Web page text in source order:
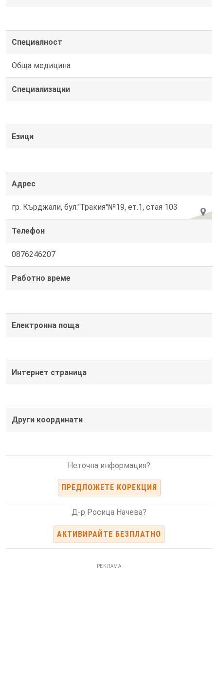
Специалност
Обща медицина
Специализации
Езици
Адрес
гр. Кърджали, бул."Тракия"№19, ет.1, стая 103
Телефон
0876246207
Работно време
Електронна поща
Интернет страница
Други координати
Неточна информация?
ПРЕДЛОЖЕТЕ КОРЕКЦИЯ
Д-р Росица Начева?
АКТИВИРАЙТЕ БЕЗПЛАТНО
РЕКЛАМА